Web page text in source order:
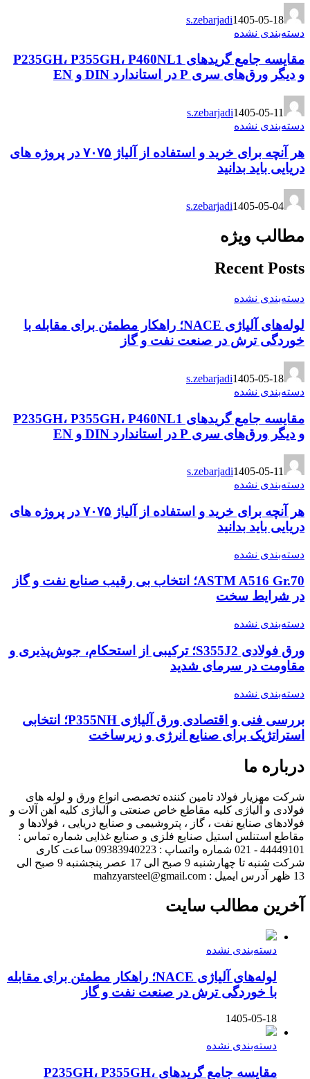
s.zebarjadi1405-05-18
دسته‌بندی نشده
مقایسه جامع گریدهای P235GH، P355GH، P460NL1
و دیگر ورق‌های سری P در استاندارد DIN و EN
s.zebarjadi1405-05-11
دسته‌بندی نشده
هر آنچه برای خرید و استفاده از آلیاژ ۷۰۷۵ در پروژه های
دریایی باید بدانید
s.zebarjadi1405-05-04
مطالب ویژه
Recent Posts
دسته‌بندی نشده
لوله‌های آلیاژی NACE؛ راهکار مطمئن برای مقابله با
خوردگی ترش در صنعت نفت و گاز
s.zebarjadi1405-05-18
دسته‌بندی نشده
مقایسه جامع گریدهای P235GH، P355GH، P460NL1
و دیگر ورق‌های سری P در استاندارد DIN و EN
s.zebarjadi1405-05-11
دسته‌بندی نشده
هر آنچه برای خرید و استفاده از آلیاژ ۷۰۷۵ در پروژه های
دریایی باید بدانید
دسته‌بندی نشده
ASTM A516 Gr.70؛ انتخاب بی رقیب صنایع نفت و گاز
در شرایط سخت
دسته‌بندی نشده
ورق فولادی S355J2؛ ترکیبی از استحکام، جوش‌پذیری و
مقاومت در سرمای شدید
دسته‌بندی نشده
بررسی فنی و اقتصادی ورق آلیاژی P355NH؛ انتخابی
استراتژیک برای صنایع انرژی و زیرساخت
درباره ما
شرکت مهزیار فولاد تامین کننده تخصصی انواع ورق و لوله های
فولادی و آلیاژی کلیه مقاطع خاص صنعتی و آلیاژی کلیه آهن آلات و
فولادهای صنایع نفت ، گاز ، پتروشیمی و صنایع دریایی ، فولادها و
مقاطع استنلس استیل صنایع فلزی و صنایع غذایی شماره تماس :
44449101 - 021 شماره واتساپ : 09383940223 ساعت کاری
شرکت شنبه تا چهارشنبه 9 صبح الی 17 عصر پنجشنبه 9 صبح الی
13 ظهر آدرس ایمیل : mahzyarsteel@gmail.com
آخرین مطالب سایت
دسته‌بندی نشده
لوله‌های آلیاژی NACE؛ راهکار مطمئن برای مقابله
با خوردگی ترش در صنعت نفت و گاز
1405-05-18
دسته‌بندی نشده
مقایسه جامع گریدهای P235GH، P355GH،